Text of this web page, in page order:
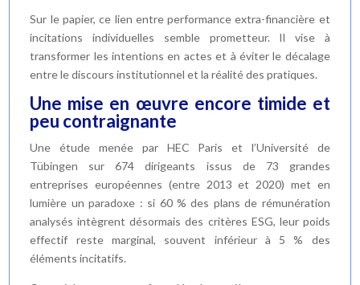
Sur le papier, ce lien entre performance extra-financière et
incitations individuelles semble prometteur. Il vise à
transformer les intentions en actes et à éviter le décalage
entre le discours institutionnel et la réalité des pratiques.
Une mise en œuvre encore timide et
peu contraignante
Une étude menée par HEC Paris et l’Université de
Tübingen sur 674 dirigeants issus de 73 grandes
entreprises européennes (entre 2013 et 2020) met en
lumière un paradoxe : si 60 % des plans de rémunération
analysés intègrent désormais des critères ESG, leur poids
effectif reste marginal, souvent inférieur à 5 % des
éléments incitatifs.